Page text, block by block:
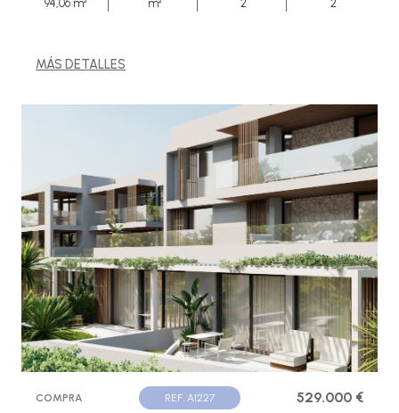
94,06 m² m² 2 2
MÁS DETALLES
COMPRA REF. A1227 529.000 €